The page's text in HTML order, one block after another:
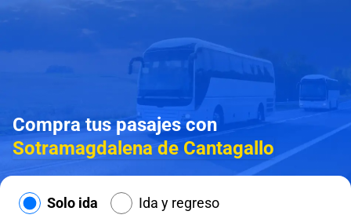
Compra tus pasajes con
Sotramagdalena de Cantagallo
Solo ida Ida y regreso